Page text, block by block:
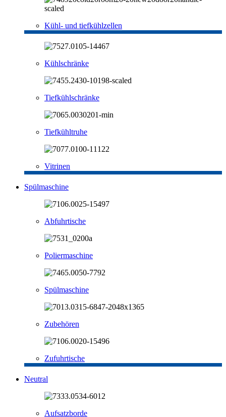
Kühl- und tiefkühlzellen
Kühlschränke
Tiefkühlschränke
Tiefkühltruhe
Vitrinen
Spülmaschine
Abfuhrtische
Poliermaschine
Spülmaschine
Zubehören
Zufuhrtische
Neutral
Aufsatzborde